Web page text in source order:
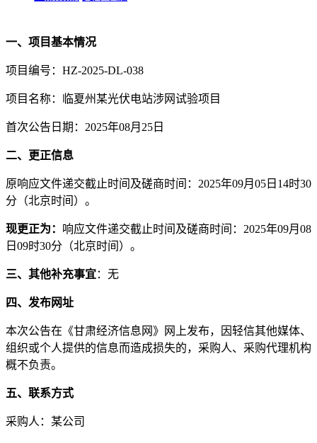
一、项目基本情况
项目编号： HZ-2025-DL-038
项目名称：临夏州某光伏电站涉网试验项目
首次公告日期： 2025年08月 25 日
二、 更正信息
原响应文件递交截止时间及磋商时间： 2025年09月05日14时30
分（北京时间）。
现更正为： 响应文件递交截止时间及磋商时间： 2025年09月08
日09时30分（北京时间）。
三、其他补充事宜：无
四、发布网址
本次公告在《甘肃经济信息网》网上发布，因轻信其他媒体、
组织或个人提供的信息而造成损失的，采购人、采购代理机构
概不负责。
五、联系方式
采购人：某公司